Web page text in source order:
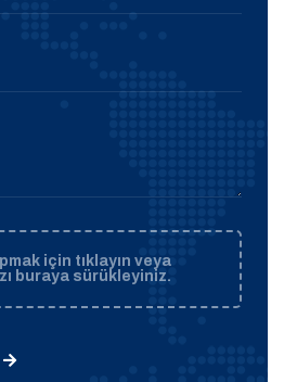
için tıklayın veya
buraya sürükleyiniz.